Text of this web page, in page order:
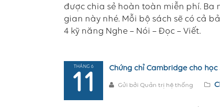
được chia sẻ hoàn toàn miễn phí. Ba
gian này nhé. Mỗi bộ sách sẽ có cả
4 kỹ năng Nghe – Nói – Đọc – Viết.
THÁNG 6
11
Chứng chỉ Cambridge cho
Gửi bởi Quản trị hệ thống